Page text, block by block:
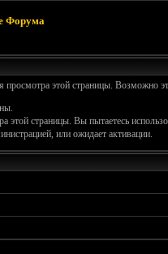
Форума
просмотра этой страницы. Возможно
этой страницы. Вы пытаетесь
или ожидает активации.